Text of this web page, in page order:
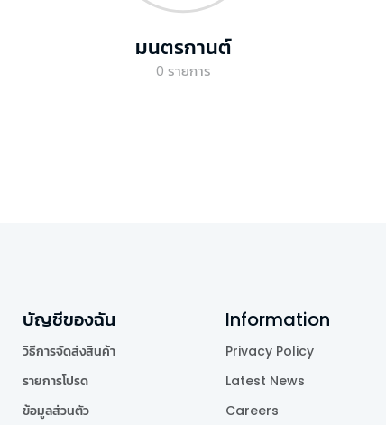
มนตรกานต์
0 รายการ
บัญชีของฉัน
วิธีการจัดส่งสินค้า
รายการโปรด
ข้อมูลส่วนตัว
Information
Privacy Policy
Latest News
Careers